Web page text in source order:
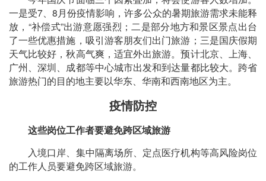
一是受7、8月份疫情影响，许多公众的暑期旅游需求未能释
放，“补偿式”出游意愿强烈；二是部分地方和景区景点出台
了一些优惠措施，吸引游客朋友们出门旅游；三是国庆假期
天气比较好，秋高气爽，适宜外出旅游。预计北京、上海、
广州、深圳、成都等中心城市出发和到达量都比较大。跨省
旅游热门的目的地主要以华东、华南和西南地区为主。
疫情防控
这些岗位工作者要避免跨区域旅游
入境口岸、集中隔离场所、定点医疗机构等高风险岗位
的工作人员要避免跨区域旅游。